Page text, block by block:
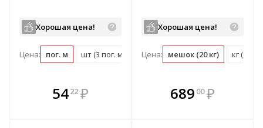
Хорошая цена!
Цена: пог. м шт (3 пог. м)
5422 ₽
В комплекте
всегда выгоднее!
Хорошая цена!
Цена: мешок (20 кг) кг (0.05
В комплекте
всегда выгоднее!
689 00 ₽